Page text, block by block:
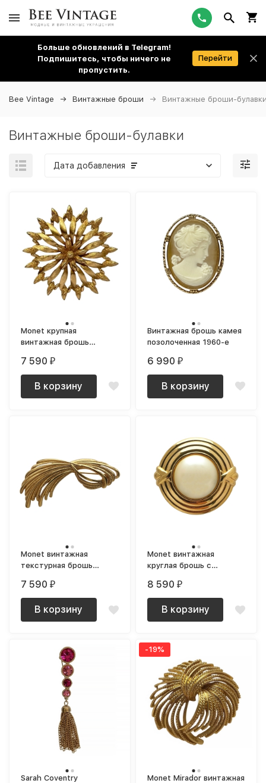
Больше обновлений в Telegram!
Подпишитесь, чтобы ничего не
пропустить.
Перейти
Bee Vintage Винтажные броши Винтажные броши-
Винтажные броши-булавки
Дата добавления
Monet крупная
винтажная брошь
7 590 ₽
В корзину
Винтажная брошь камея
позолоченная 1960-е
6 990 ₽
В корзину
Monet винтажная
текстурная брошь
7 590 ₽
В корзину
Monet винтажная
круглая брошь с
позолоченнная
8 590 ₽
В корзину
Sarah Coventry
-19%
Monet Mirador винтажная